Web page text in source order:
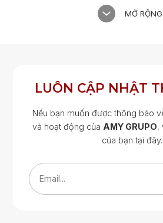
MỞ RỘNG
LUÔN CẬP NHẬT
Nếu bạn muốn được thông báo
và hoạt động của AMY GRUPO,
của bạn tại đây.
Email...